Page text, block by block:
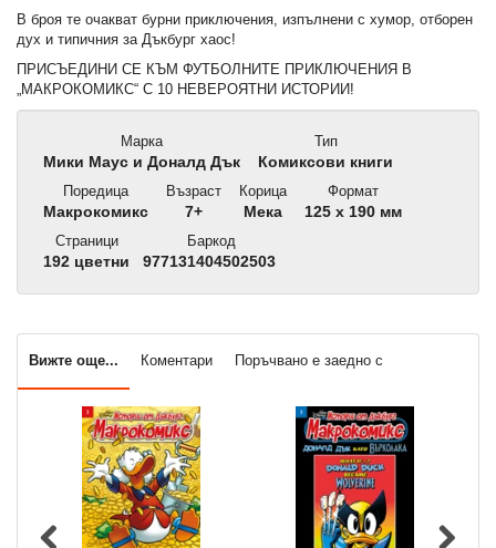
В броя те очакват бурни приключения, изпълнени с хумор, отборен
дух и типичния за Дъкбург хаос!
ПРИСЪЕДИНИ СЕ КЪМ ФУТБОЛНИТЕ ПРИКЛЮЧЕНИЯ В
„МАКРОКОМИКС“ С 10 НЕВЕРОЯТНИ ИСТОРИИ!
Марка
Мики Маус и Доналд Дък
Тип
Комиксови книги
Поредица
Макрокомикс
Възраст
7+
Корица
Мека
Формат
125 x 190 мм
Страници
192 цветни
Баркод
977131404502503
Вижте още... Коментари Поръчвано е заедно с